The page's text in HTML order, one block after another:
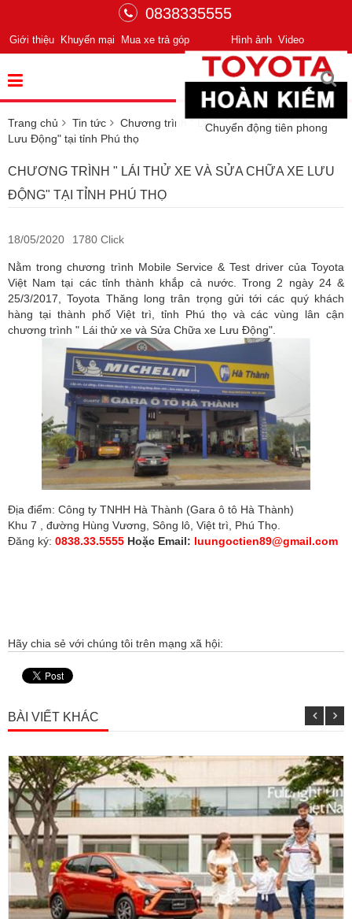
0838335555
Hình ảnh Video
Giới thiệu Khuyến mại Mua xe trả góp
Chuyển động tiên phong
Trang chủ Tin tức
Chương trình " Lái thử xe và Sửa Chữa xe
Lưu Động" tại tỉnh Phú thọ
CHƯƠNG TRÌNH " LÁI THỬ XE VÀ SỬA CHỮA XE LƯU
ĐỘNG" TẠI TỈNH PHÚ THỌ
18/05/2020 1780 Click
Nằm trong chương trình Mobile Service & Test driver của Toyota
Việt Nam tại các tỉnh thành khắp cả nước. Trong 2 ngày 24 &
25/3/2017, Toyota Thăng long trân trọng gửi tới các quý khách
hàng tại thành phố Việt trì, tỉnh Phú thọ và các vùng lân cận
chương trình " Lái thử xe và Sửa Chữa xe Lưu Động".
Địa điểm: Công ty TNHH Hà Thành (Gara ô tô Hà Thành)
Khu 7 , đường Hùng Vương, Sông lô, Việt trì, Phú Thọ.
Đăng ký: 0838.33.5555 Hoặc Email: luungoctien89@gmail.com
Hãy chia sẻ với chúng tôi trên mạng xã hội:
BÀI VIẾT KHÁC